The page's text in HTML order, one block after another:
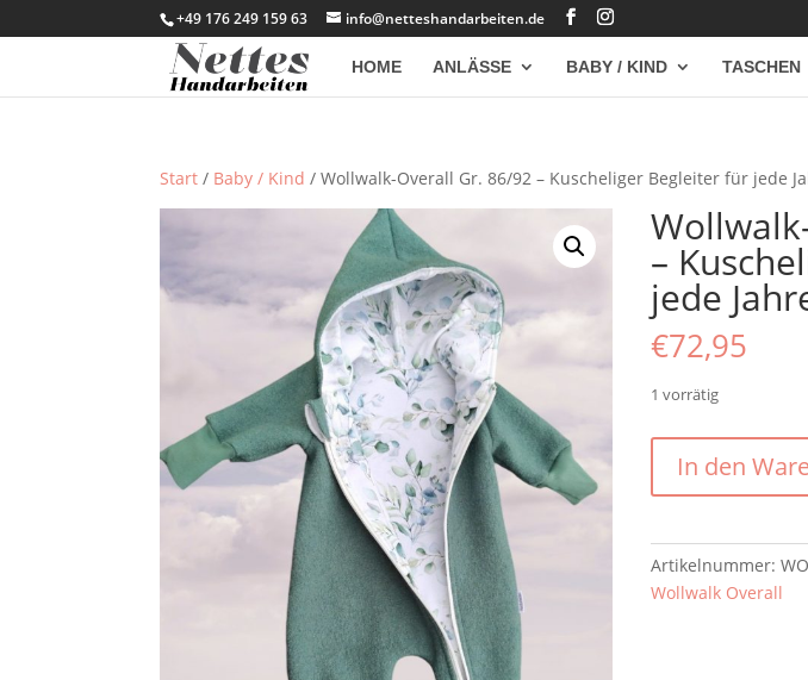
+49 176 249 159 63 info@netteshandarbeiten.de
HOME ANLÄSSE BABY / KIND TASCHEN
Start / Baby / Kind / Wollwalk-Overall Gr. 86/92 – Kuscheliger Begleiter für jede
–
jede
€72,95
1 vorrätig
Overall
Gr.
–
Kuscheliger
In den
Artikelnummer:
Wollwalk Overall